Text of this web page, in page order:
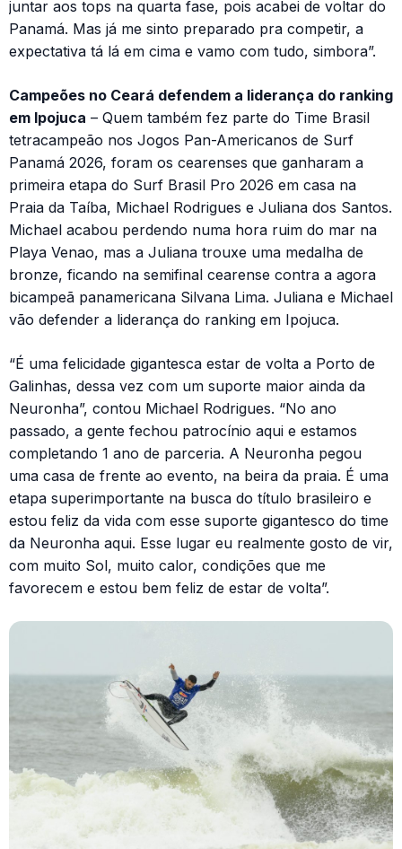
juntar aos tops na quarta fase, pois acabei de voltar do
Panamá. Mas já me sinto preparado pra competir, a
expectativa tá lá em cima e vamo com tudo, simbora”.
Campeões no Ceará defendem a liderança do ranking
em Ipojuca – Quem também fez parte do Time Brasil
tetracampeão nos Jogos Pan-Americanos de Surf
Panamá 2026, foram os cearenses que ganharam a
primeira etapa do Surf Brasil Pro 2026 em casa na
Praia da Taíba, Michael Rodrigues e Juliana dos Santos.
Michael acabou perdendo numa hora ruim do mar na
Playa Venao, mas a Juliana trouxe uma medalha de
bronze, ficando na semifinal cearense contra a agora
bicampeã panamericana Silvana Lima. Juliana e Michael
vão defender a liderança do ranking em Ipojuca.
“É uma felicidade gigantesca estar de volta a Porto de
Galinhas, dessa vez com um suporte maior ainda da
Neuronha”, contou Michael Rodrigues. “No ano
passado, a gente fechou patrocínio aqui e estamos
completando 1 ano de parceria. A Neuronha pegou
uma casa de frente ao evento, na beira da praia. É uma
etapa superimportante na busca do título brasileiro e
estou feliz da vida com esse suporte gigantesco do time
da Neuronha aqui. Esse lugar eu realmente gosto de vir,
com muito Sol, muito calor, condições que me
favorecem e estou bem feliz de estar de volta”.